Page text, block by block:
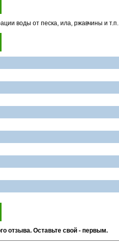
воды от песка, ила, ржавчины и т.п.
отзыва. Оставьте свой - первым.